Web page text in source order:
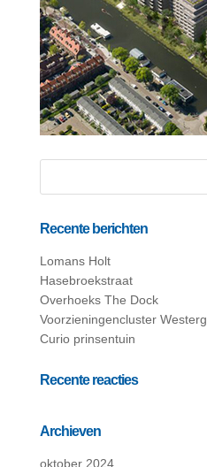
Recente berichten
Lomans Holt
Hasebroekstraat
Overhoeks The Dock
Voorzieningencluster
Curio prinsentuin
Recente reacties
Archieven
oktober 2024